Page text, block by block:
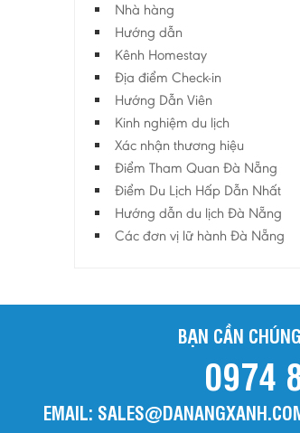
Nhà hàng
Hướng dẫn
Kênh Homestay
Địa điểm Check-in
Hướng Dẫn Viên
Kinh nghiệm du lịch
Xác nhận thương hiệu
Điểm Tham Quan Đà Nẵng
Điểm Du Lịch Hấp Dẫn Nhất
Hướng dẫn du lịch Đà Nẵng
Các đơn vị lữ hành Đà Nẵng
BẠN CẦN
0974
EMAIL: